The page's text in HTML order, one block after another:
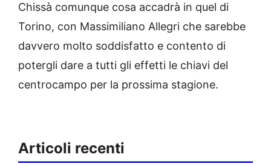
Chissà comunque cosa accadrà in quel di
Torino, con Massimiliano Allegri che sarebbe
davvero molto soddisfatto e contento di
potergli dare a tutti gli effetti le chiavi del
centrocampo per la prossima stagione.
Articoli recenti